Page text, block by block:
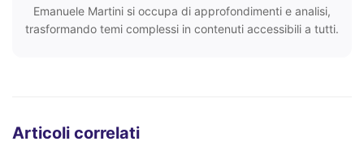
Emanuele Martini si occupa di approfondimenti e analisi,
trasformando temi complessi in contenuti accessibili a tutti.
Articoli correlati